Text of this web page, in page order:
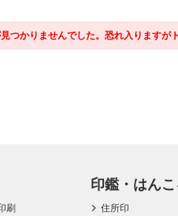
つかりませんでした。恐れ入りますが
刷
印鑑・はん
住所印